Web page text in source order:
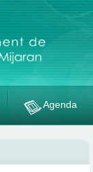
Agenda